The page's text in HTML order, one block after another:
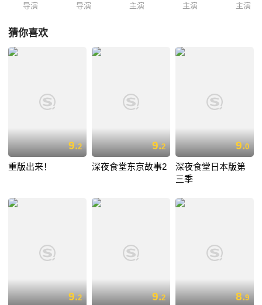
导演 导演 主演 主演 主演
猜你喜欢
9.2
重版出来！
9.2
深夜食堂东京故事2
9.0
深夜食堂日本版第
三季
9.2 9.2 8.9